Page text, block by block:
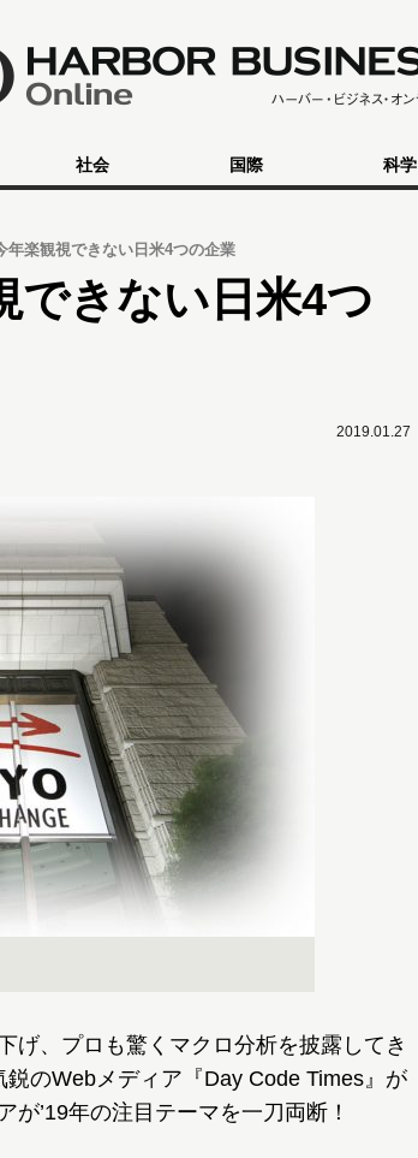
社会 国際 科学
年楽観視できない日米4つの企業
できない日米4つ
2019.01.27
、プロも驚くマクロ分析を披露してき
のWebメディア『Day Code Times』が
’19年の注目テーマを一刀両断！